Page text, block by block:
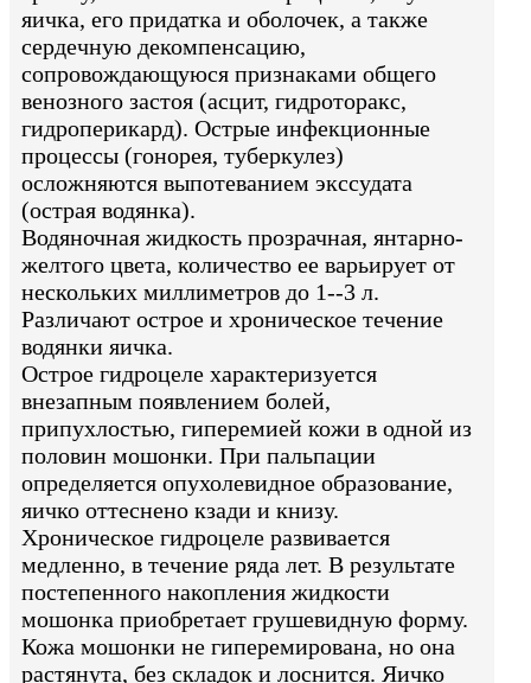
яичка, его придатка и оболочек, а также
сердечную декомпенсацию,
сопровождающуюся признаками общего
венозного застоя (асцит, гидроторакс,
гидроперикард). Острые инфекционные
процессы (гонорея, туберкулез)
осложняются выпотеванием экссудата
(острая водянка).
Водяночная жидкость прозрачная, янтарно-
желтого цвета, количество ее варьирует от
нескольких миллиметров до 1--3 л.
Различают острое и хроническое течение
водянки яичка.
Острое гидроцеле характеризуется
внезапным появлением болей,
припухлостью, гиперемией кожи в одной из
половин мошонки. При пальпации
определяется опухолевидное образование,
яичко оттеснено кзади и книзу.
Хроническое гидроцеле развивается
медленно, в течение ряда лет. В результате
постепенного накопления жидкости
мошонка приобретает грушевидную форму.
Кожа мошонки не гиперемирована, но она
растянута, без складок и лоснится. Яичко